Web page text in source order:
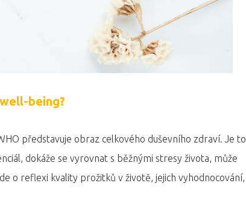
being?
představuje obraz celkového duševního zdraví. Je to
dokáže se vyrovnat s běžnými stresy života, může
o reflexi kvality prožitků v životě, jejich vyhodnocování,